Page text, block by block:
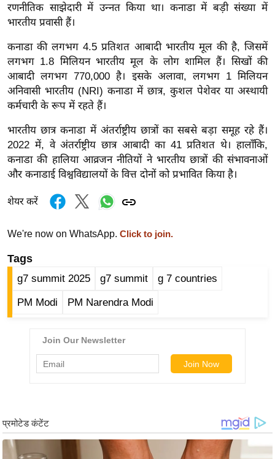
ज
न
ग
त
बॉ
ली
ड
हॉ
ली
ड
ल्म
स
मी
क्षा
B
g
N
e
रणनीतिक साझेदारी में उन्नत किया था। कनाडा में बड़ी संख्या में
भारतीय प्रवासी हैं।
कनाडा की लगभग 4.5 प्रतिशत आबादी भारतीय मूल की है, जिसमें
लगभग 1.8 मिलियन भारतीय मूल के लोग शामिल हैं। सिखों की
आबादी लगभग 770,000 है। इसके अलावा, लगभग 1 मिलियन
अनिवासी भारतीय (NRI) कनाडा में छात्र, कुशल पेशेवर या अस्थायी
कर्मचारी के रूप में रहते हैं।
भारतीय छात्र कनाडा में अंतर्राष्ट्रीय छात्रों का सबसे बड़ा समूह रहे हैं।
2022 में, वे अंतर्राष्ट्रीय छात्र आबादी का 41 प्रतिशत थे। हालाँकि,
कनाडा की हालिया आव्रजन नीतियों ने भारतीय छात्रों की संभावनाओं
और कनाडाई विश्वविद्यालयों के वित्त दोनों को प्रभावित किया है।
शेयर करें
We're now on WhatsApp. Click to join.
Tags
g7 summit 2025 g7 summit g 7 countries
PM Modi PM Narendra Modi